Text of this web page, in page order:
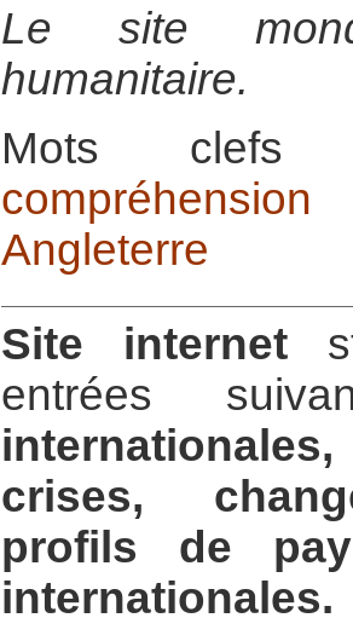
Le site
humanitaire.
Mots
Angleterre
Site internet
entrées
crises,
profils de
internationales.